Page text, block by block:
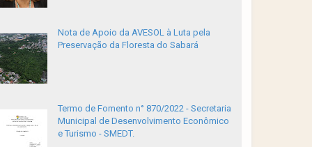
Nota de Apoio da AVESOL à Luta pela
Preservação da Floresta do Sabará
Termo de Fomento n° 870/2022 - Secretaria
Municipal de Desenvolvimento Econômico
e Turismo - SMEDT.